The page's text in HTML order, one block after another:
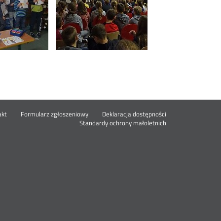
Formularz zgłoszeniowy Nowa
karta
Deklaracja dostępności
Standardy ochrony małoletnich